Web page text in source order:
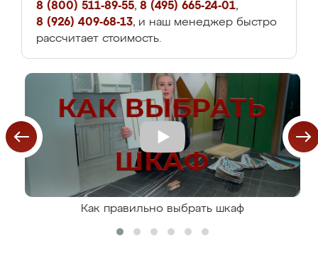
8 (800) 511-89-55, 8 (495) 665-24-01,
8 (926) 409-68-13, и наш менеджер быстро
рассчитает стоимость.
Как правильно выбрать шкаф